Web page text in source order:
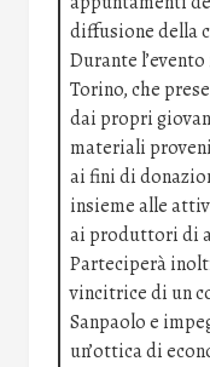
diffusione della
Durante
Torino, che
dai propri
materiali
ai fini di
insieme alle
ai produttori di
Parteciperà
vincitrice di un
Sanpaolo e
un’ottica di